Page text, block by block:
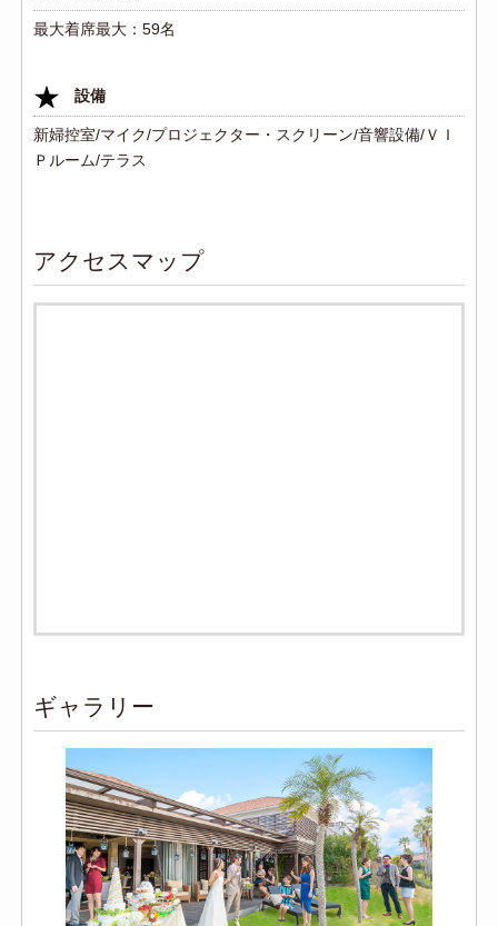
最大着席最大：59名
設備
新婦控室/マイク/プロジェクター・スクリーン/音響設備/ＶＩ
Ｐルーム/テラス
アクセスマップ
ギャラリー